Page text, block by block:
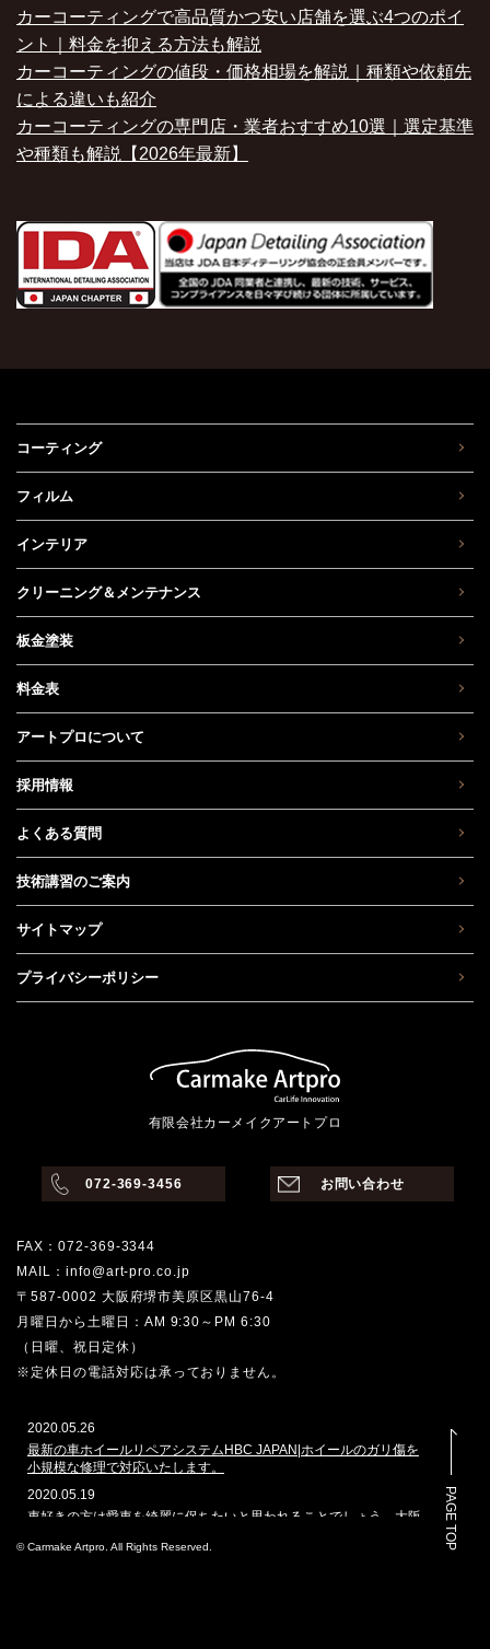
カーコーティングで高品質かつ安い店舗を選ぶ4つのポイ
ント｜料金を抑える方法も解説
カーコーティングの値段・価格相場を解説｜種類や依頼先
による違いも紹介
カーコーティングの専門店・業者おすすめ10選｜選定基準
や種類も解説【2026年最新】
コーティング
フィルム
インテリア
クリーニング＆メンテナンス
板金塗装
料金表
アートプロについて
採用情報
よくある質問
技術講習のご案内
サイトマップ
プライバシーポリシー
有限会社カーメイクアートプロ
072-369-3456 お問い合わせ
FAX：072-369-3344
MAIL：info@art-pro.co.jp
〒587-0002 大阪府堺市美原区黒山76-4
月曜日から土曜日：AM 9:30～PM 6:30
（日曜、祝日定休）
※定休日の電話対応は承っておりません。
2020.05.26
最新の車ホイールリペアシステムHBC JAPAN|ホイールのガリ傷を
小規模な修理で対応いたします。
2020.05.19
車好きの方は愛車を綺麗に保ちたいと思われることでしょう。大阪
ートプロは、ガラスコーティングや車磨きのプロショップとして、
PAGE TOP
© Carmake Artpro. All Rights Reserved.